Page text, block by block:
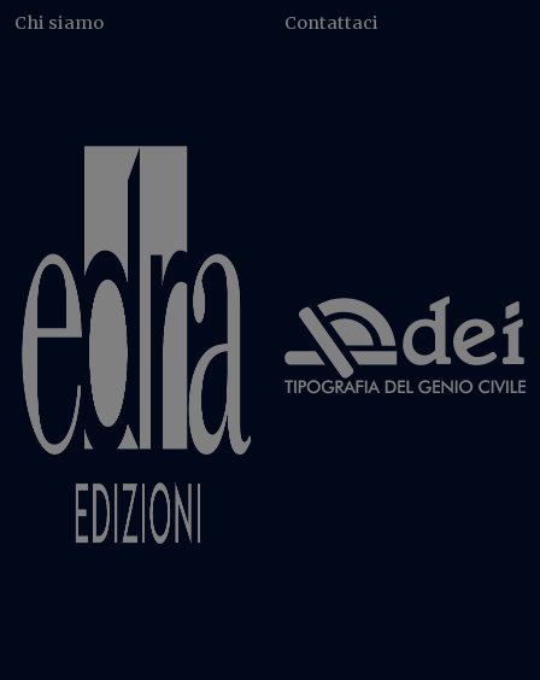
Chi siamo Contattaci